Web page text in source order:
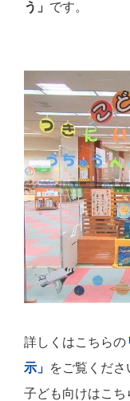
う 」 です。
詳しくはこちらの
示」 をご覧くださ
子ども向けはこち